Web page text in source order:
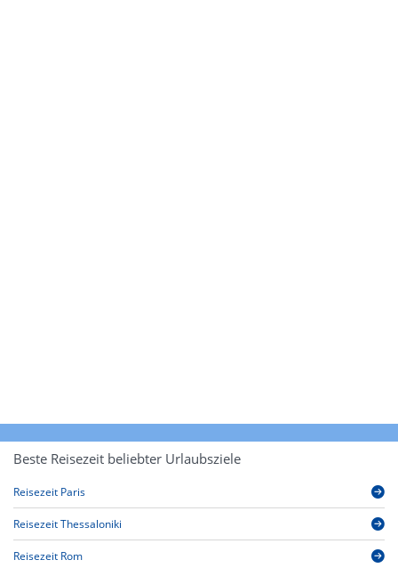
Beste Reisezeit beliebter Urlaubsziele
Reisezeit Paris
Reisezeit Thessaloniki
Reisezeit Rom